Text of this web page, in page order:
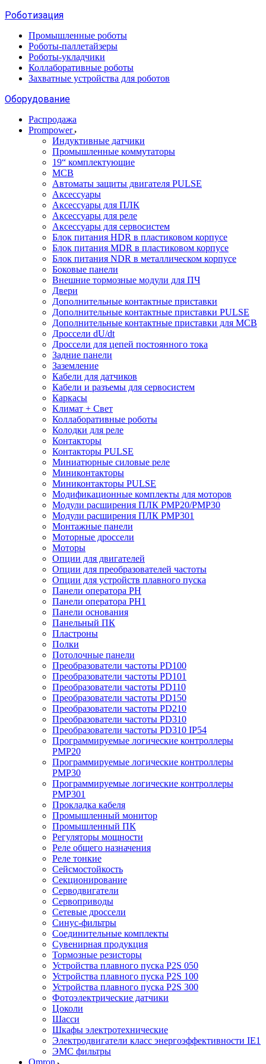
Роботизация
Промышленные роботы
Роботы-паллетайзеры
Роботы-укладчики
Коллаборативные роботы
Захватные устройства для роботов
Оборудование
Распродажа
Prompower
Индуктивные датчики
Промышленные коммутаторы
19“ комплектующие
MCB
Автоматы защиты двигателя PULSE
Аксессуары
Аксессуары для ПЛК
Аксессуары для реле
Аксессуары для сервосистем
Блок питания HDR в пластиковом корпусе
Блок питания MDR в пластиковом корпусе
Блок питания NDR в металлическом корпусе
Боковые панели
Внешние тормозные модули для ПЧ
Двери
Дополнительные контактные приставки
Дополнительные контактные приставки PULSE
Дополнительные контактные приставки для MCB
Дроссели dU/dt
Дроссели для цепей постоянного тока
Задние панели
Заземление
Кабели для датчиков
Кабели и разъемы для сервосистем
Каркасы
Климат + Свет
Коллаборативные роботы
Колодки для реле
Контакторы
Контакторы PULSE
Миниатюрные силовые реле
Миниконтакторы
Миниконтакторы PULSE
Модификационные комплекты для моторов
Модули расширения ПЛК PMP20/PMP30
Модули расширения ПЛК PMP301
Монтажные панели
Моторные дроссели
Моторы
Опции для двигателей
Опции для преобразователей частоты
Опции для устройств плавного пуска
Панели оператора PH
Панели оператора PH1
Панели основания
Панельный ПК
Пластроны
Полки
Потолочные панели
Преобразователи частоты PD100
Преобразователи частоты PD101
Преобразователи частоты PD110
Преобразователи частоты PD150
Преобразователи частоты PD210
Преобразователи частоты PD310
Преобразователи частоты PD310 IP54
Программируемые логические контроллеры
PMP20
Программируемые логические контроллеры
PMP30
Программируемые логические контроллеры
PMP301
Прокладка кабеля
Промышленный монитор
Промышленный ПК
Регуляторы мощности
Реле общего назначения
Реле тонкие
Сейсмостойкость
Секционирование
Серводвигатели
Сервоприводы
Сетевые дроссели
Синус-фильтры
Соединительные комплекты
Сувенирная продукция
Тормозные резисторы
Устройства плавного пуска P2S 050
Устройства плавного пуска P2S 100
Устройства плавного пуска P2S 300
Фотоэлектрические датчики
Цоколи
Шасси
Шкафы электротехнические
Электродвигатели класс энергоэффективности IE1
ЭМС фильтры
Omron